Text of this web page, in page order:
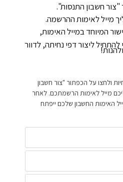
"צור חשבון התנסות".
מייל לאימות ההרשמה.
המיוחד במייל האימות,
ליצור דפי נחיתה, לדוור ולהנות!
ולחצו על הכפתור "צור חשבון
מייל לאימות הרשמתכם. לאחר
האימות החשבון שלכם ייפתח